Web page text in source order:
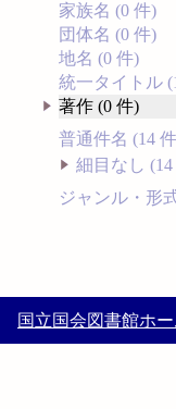
家族名 (0 件)
団体名 (0 件)
地名 (0 件)
統一タイトル
著作 (0 件)
普通件名 (14
細目なし
ジャンル・形
国立国会図書館ホー